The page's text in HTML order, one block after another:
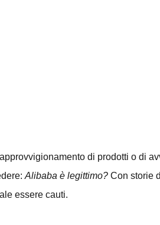
di prodotti o di
Alibaba è legittimo? Con storie
essere cauti.